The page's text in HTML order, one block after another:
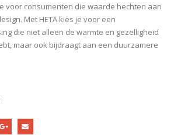
voor consumenten die waarde hechten aan
Met HETA kies je voor een
die niet alleen de warmte en gezelligheid
maar ook bijdraagt aan een duurzamere